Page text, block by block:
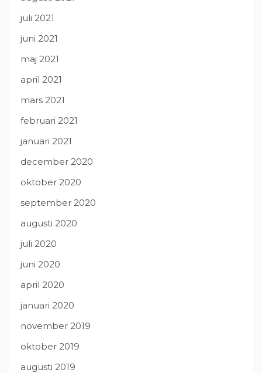
juli 2021
juni 2021
maj 2021
april 2021
mars 2021
februari 2021
januari 2021
december 2020
oktober 2020
september 2020
augusti 2020
juli 2020
juni 2020
april 2020
januari 2020
november 2019
oktober 2019
augusti 2019